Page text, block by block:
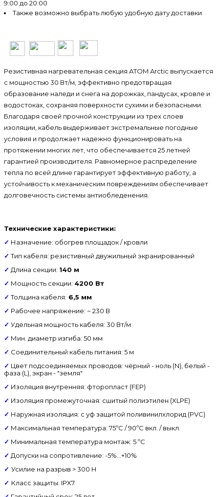
9:00 до 20:00
Также возможно выбрать любую удобную дату доставки
Резистивная нагревательная секция ATOM Arctic выпускается
с мощностью 30 Вт/м, эффективно предотвращая
образование наледи и снега на дорожках, пандусах, кровле и
водостоках, сохраняя поверхности сухими и безопасными.
Благодаря своей прочной конструкции из трех слоев
изоляции, кабель выдерживает экстремальные погодные
условия и продолжает надежно функционировать на
протяжении многих лет, что обеспечивается 25 летней
гарантией производителя. Равномерное распределение
тепла по всей длине гарантирует эффективную работу, а
устойчивость к механическим повреждениям обеспечивает
долговечность системы антиобледенения.
Технические характеристики:
✓ Назначение: обогрев площадок / кровли
✓ Тип кабеля: резистивный двужильный экранированный
✓ Длина секции: 140 м
✓ Мощность секции: 4200 Вт
✓ Толщина кабеля: 6,5 мм
✓ Рабочее напряжение: ~ 230 В
✓ Удельная мощность кабеля: 30 Вт/м
✓ Мин. диаметр изгиба: 50 мм
✓ Соединительный кабель питания: 5 м
✓ Цвет подсоединяемых проводов: чёрный - ноль (N), белый -
фаза (L), экран - "земля"
✓ Изоляция внутренняя: фторопласт (FEP)
✓ Изоляция промежуточная: сшитый полиэтилен (XLPE)
✓ Наружная изоляция: с уф защитой поливинилхлорид (PVC)
✓ Максимальная температура: 75ºС / 90ºС вкл. / выкл.
✓ Минимальная температура монтаж: 5 ºС
✓ Допуски на сопротивление: -5%...+10%
✓ Усилие на разрыв > 300 Н
✓ Класс защиты: IPX7